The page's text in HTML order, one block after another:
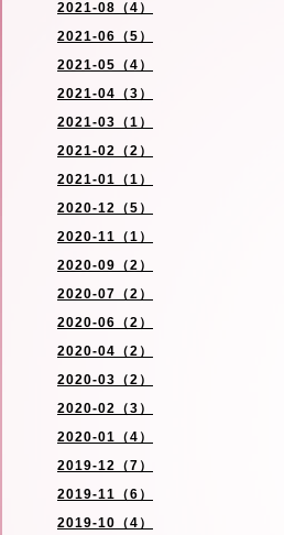
2021-08（4）
2021-06（5）
2021-05（4）
2021-04（3）
2021-03（1）
2021-02（2）
2021-01（1）
2020-12（5）
2020-11（1）
2020-09（2）
2020-07（2）
2020-06（2）
2020-04（2）
2020-03（2）
2020-02（3）
2020-01（4）
2019-12（7）
2019-11（6）
2019-10（4）